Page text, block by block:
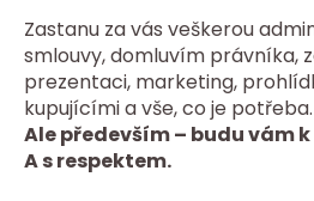
Zastanu za vás veškerou
smlouvy, domluvím právníka,
prezentaci, marketing,
kupujícími a vše, co je potřeba.
Ale především – budu vám k
A s respektem.